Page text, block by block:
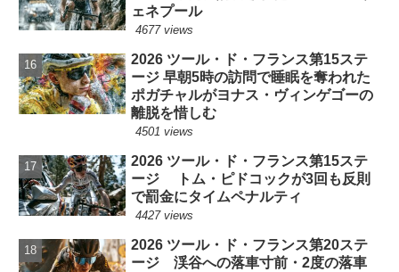
ェネプール
4677 views
2026 ツール・ド・フランス第15ステ
ージ 早朝5時の訪問で睡眠を奪われた
ポガチャルがヨナス・ヴィンゲゴーの
離脱を惜しむ
4501 views
2026 ツール・ド・フランス第15ステ
ージ トム・ピドコックが3回も反則
で罰金にタイムペナルティ
4427 views
2026 ツール・ド・フランス第20ステ
ージ 渓谷への落車寸前・2度の落車